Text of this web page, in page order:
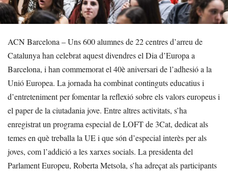
ACN Barcelona – Uns 600 alumnes de 22 centres d’arreu de
Catalunya han celebrat aquest divendres el Dia d’Europa a
Barcelona, i han commemorat el 40è aniversari de l’adhesió a la
Unió Europea. La jornada ha combinat continguts educatius i
d’entreteniment per fomentar la reflexió sobre els valors europeus i
el paper de la ciutadania jove. Entre altres activitats, s’ha
enregistrat un programa especial de LOFT de 3Cat, dedicat als
temes en què treballa la UE i que són d’especial interès per als
joves, com l’addició a les xarxes socials. La presidenta del
Parlament Europeu, Roberta Metsola, s’ha adreçat als participants